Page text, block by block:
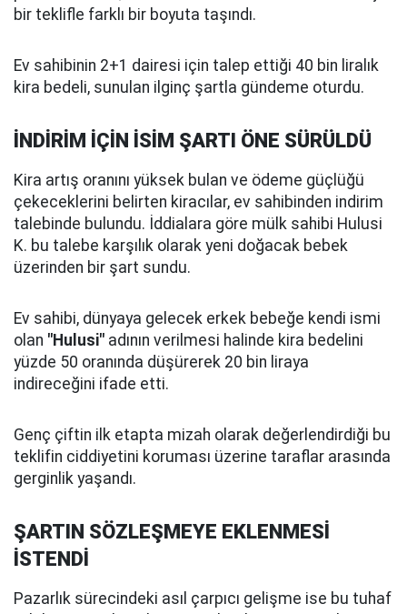
bir teklifle farklı bir boyuta taşındı.
Ev sahibinin 2+1 dairesi için talep ettiği 40 bin liralık
kira bedeli, sunulan ilginç şartla gündeme oturdu.
İNDİRİM İÇİN İSİM ŞARTI ÖNE SÜRÜLDÜ
Kira artış oranını yüksek bulan ve ödeme güçlüğü
çekeceklerini belirten kiracılar, ev sahibinden indirim
talebinde bulundu. İddialara göre mülk sahibi Hulusi
K. bu talebe karşılık olarak yeni doğacak bebek
üzerinden bir şart sundu.
Ev sahibi, dünyaya gelecek erkek bebeğe kendi ismi
olan "Hulusi" adının verilmesi halinde kira bedelini
yüzde 50 oranında düşürerek 20 bin liraya
indireceğini ifade etti.
Genç çiftin ilk etapta mizah olarak değerlendirdiği bu
teklifin ciddiyetini koruması üzerine taraflar arasında
gerginlik yaşandı.
ŞARTIN SÖZLEŞMEYE EKLENMESİ
İSTENDİ
Pazarlık sürecindeki asıl çarpıcı gelişme ise bu tuhaf